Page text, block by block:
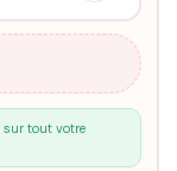
sur tout votre